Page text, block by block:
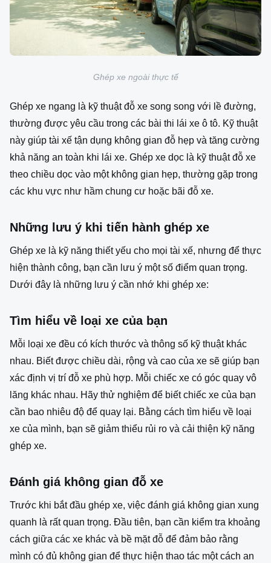
Ghép xe ngoài thực tế
Ghép xe ngang là kỹ thuật đỗ xe song song với lề đường,
thường được yêu cầu trong các bài thi lái xe ô tô. Kỹ thuật
này giúp tài xế tận dụng không gian đỗ hẹp và tăng cường
khả năng an toàn khi lái xe. Ghép xe dọc là kỹ thuật đỗ xe
theo chiều dọc vào một không gian hẹp, thường gặp trong
các khu vực như hầm chung cư hoặc bãi đỗ xe.
Những lưu ý khi tiến hành ghép xe
Ghép xe là kỹ năng thiết yếu cho mọi tài xế, nhưng để thực
hiện thành công, bạn cần lưu ý một số điểm quan trọng.
Dưới đây là những lưu ý cần nhớ khi ghép xe:
Tìm hiểu về loại xe của bạn
Mỗi loại xe đều có kích thước và thông số kỹ thuật khác
nhau. Biết được chiều dài, rộng và cao của xe sẽ giúp bạn
xác định vị trí đỗ xe phù hợp. Mỗi chiếc xe có góc quay vô
lăng khác nhau. Hãy thử nghiệm để biết chiếc xe của bạn
cần bao nhiêu độ để quay lại. Bằng cách tìm hiểu về loại
xe của mình, bạn sẽ giảm thiểu rủi ro và cải thiện kỹ năng
ghép xe.
Đánh giá không gian đỗ xe
Trước khi bắt đầu ghép xe, việc đánh giá không gian xung
quanh là rất quan trọng. Đầu tiên, bạn cần kiểm tra khoảng
cách giữa các xe khác và bề mặt đỗ để đảm bảo rằng
mình có đủ không gian để thực hiện thao tác một cách an